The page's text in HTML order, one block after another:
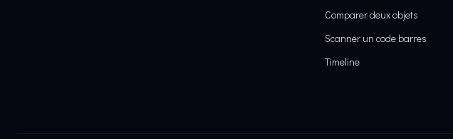
Comparer deux objets
Scanner un code barres
Timeline